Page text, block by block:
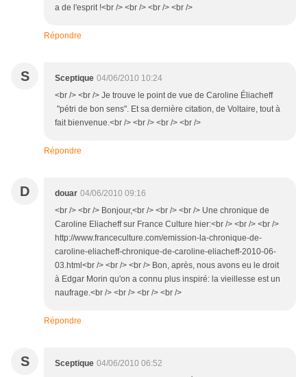
a de l'esprit !<br /> <br /> <br /> <br />
Répondre
S Sceptique 04/06/2010 10:24
<br /> <br /> Je trouve le point de vue de Caroline Éliacheff
"pétri de bon sens". Et sa dernière citation, de Voltaire, tout à
fait bienvenue.<br /> <br /> <br /> <br />
Répondre
D douar 04/06/2010 09:16
<br /> <br /> Bonjour,<br /> <br /> <br /> Une chronique de
Caroline Eliacheff sur France Culture hier:<br /> <br /> <br />
http://www.franceculture.com/emission-la-chronique-de-
caroline-eliacheff-chronique-de-caroline-eliacheff-2010-06-
03.html<br /> <br /> <br /> Bon, après, nous avons eu le droit
à Edgar Morin qu'on a connu plus inspiré: la vieillesse est un
naufrage.<br /> <br /> <br /> <br />
Répondre
S Sceptique 04/06/2010 06:52